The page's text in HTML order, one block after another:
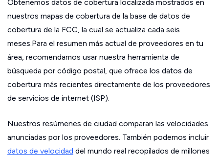
Obtenemos datos de cobertura localizada mostrados en
nuestros mapas de cobertura de la base de datos de
cobertura de la FCC, la cual se actualiza cada seis
meses.Para el resumen más actual de proveedores en tu
área, recomendamos usar nuestra herramienta de
búsqueda por código postal, que ofrece los datos de
cobertura más recientes directamente de los proveedores
de servicios de internet (ISP).
Nuestros resúmenes de ciudad comparan las velocidades
anunciadas por los proveedores. También podemos incluir
datos de velocidad del mundo real recopilados de millones